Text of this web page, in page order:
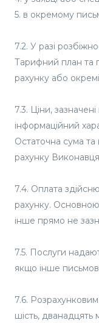
5. в окремому
7.2. У разі
Тарифний план та
рахунку або
7.3. Ціни,
інформаційний
Остаточна сума
рахунку
7.4. Оплата
рахунку.
інше прямо не
7.5. Послуги
якщо інше
7.6.
шість, дванадцять